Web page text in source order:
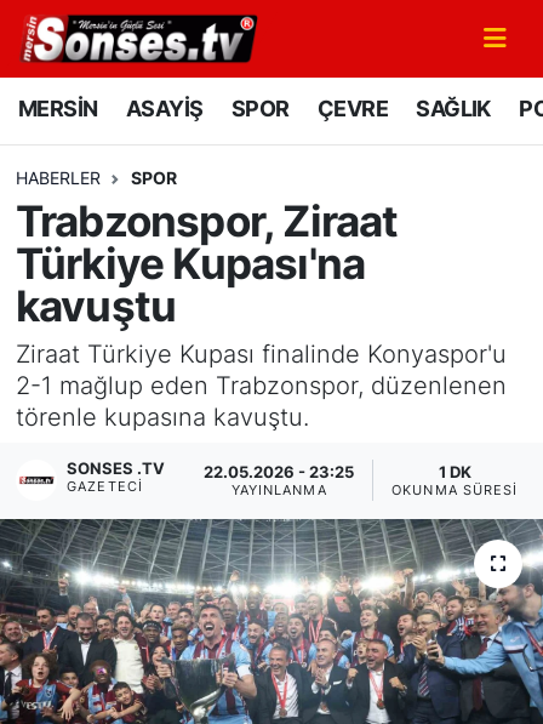
MERSİN ASAYİŞ SPOR ÇEVRE SAĞLIK
HABERLER SPOR
Trabzonspor, Ziraat
Türkiye Kupası'na
kavuştu
Ziraat Türkiye Kupası finalinde Konyaspor'u
2-1 mağlup eden Trabzonspor, düzenlenen
törenle kupasına kavuştu.
SONSES .TV
GAZETECI
22.05.2026 - 23:25
YAYINLANMA
1 DK
OKUNMA SÜRESI
MERSİN
SPOR
GÜNÜN MANŞETİ
DÜNYA
KÜLTÜR - SANAT
MAGAZİN
SAĞLIK
Siyaset
YEREL HABER
Haberde insan
Mersin Nöbetçi Eczaneler
Mersin Namaz Vakitleri
Mersin Trafik Yoğunluk Haritası
Süper Lig Puan Durumu ve Fikstür
Tüm Manşetler
Son Dakika Haberleri
Haber Arşivi